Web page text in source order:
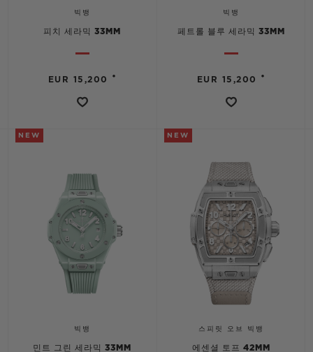
빅뱅
피치 세라믹 33MM
EUR 15,200 •
빅뱅
페트롤 블루 세라믹 33MM
EUR 15,200 •
NEW
빅뱅
민트 그린 세라믹 33MM
NEW
스피릿 오브 빅뱅
에센셜 토프 42MM